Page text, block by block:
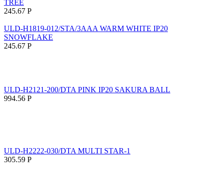
TREE
245.67 Р
ULD-H1819-012/STA/3AAA WARM WHITE IP20
SNOWFLAKE
245.67 Р
ULD-H2121-200/DTA PINK IP20 SAKURA BALL
994.56 Р
ULD-H2222-030/DTA MULTI STAR-1
305.59 Р